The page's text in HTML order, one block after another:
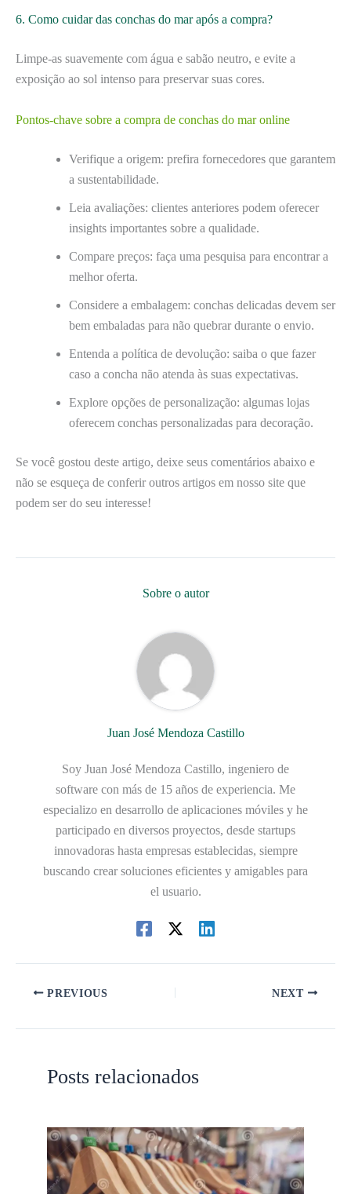
6. Como cuidar das conchas do mar após a compra?
Limpe-as suavemente com água e sabão neutro, e evite a
exposição ao sol intenso para preservar suas cores.
Pontos-chave sobre a compra de conchas do mar online
Verifique a origem: prefira fornecedores que garantem
a sustentabilidade.
Leia avaliações: clientes anteriores podem oferecer
insights importantes sobre a qualidade.
Compare preços: faça uma pesquisa para encontrar a
melhor oferta.
Considere a embalagem: conchas delicadas devem ser
bem embaladas para não quebrar durante o envio.
Entenda a política de devolução: saiba o que fazer
caso a concha não atenda às suas expectativas.
Explore opções de personalização: algumas lojas
oferecem conchas personalizadas para decoração.
Se você gostou deste artigo, deixe seus comentários abaixo e
não se esqueça de conferir outros artigos em nosso site que
podem ser do seu interesse!
Sobre o autor
Juan José Mendoza Castillo
Soy Juan José Mendoza Castillo, ingeniero de
software con más de 15 años de experiencia. Me
especializo en desarrollo de aplicaciones móviles y he
participado en diversos proyectos, desde startups
innovadoras hasta empresas establecidas, siempre
buscando crear soluciones eficientes y amigables para
el usuario.
PREVIOUS NEXT
Posts relacionados